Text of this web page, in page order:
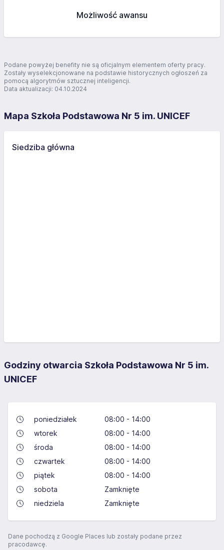
Możliwość awansu
Podane powyżej benefity nie są oficjalnym elementem oferty pracy.
Zostały wyselekcjonowane na podstawie historycznych ogłoszeń za
pomocą algorytmów sztucznej inteligencji.
Data aktualizacji: 04.10.2024
Mapa Szkoła Podstawowa Nr 5 im. UNICEF
Siedziba główna
Godziny otwarcia Szkoła Podstawowa Nr 5 im.
UNICEF
poniedziałek
08:00 - 14:00
wtorek
08:00 - 14:00
środa
08:00 - 14:00
czwartek
08:00 - 14:00
piątek
08:00 - 14:00
sobota
Zamknięte
niedziela
Zamknięte
Dane pochodzą z Google Places lub zostały podane przez
pracodawcę.